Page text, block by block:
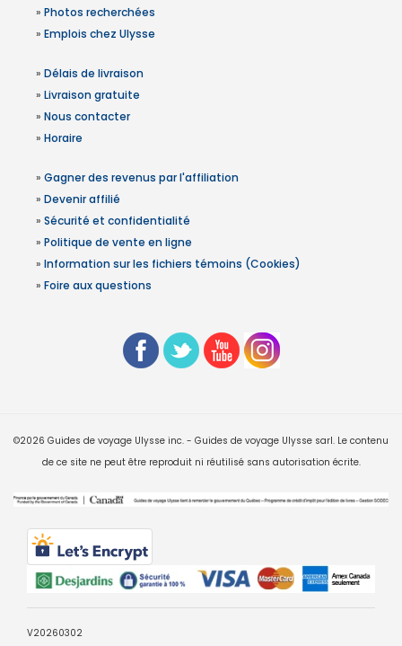
» Photos recherchées
» Emplois chez Ulysse
» Délais de livraison
» Livraison gratuite
» Nous contacter
» Horaire
» Gagner des revenus par l'affiliation
» Devenir affilié
» Sécurité et confidentialité
» Politique de vente en ligne
» Information sur les fichiers témoins (Cookies)
» Foire aux questions
©2026 Guides de voyage Ulysse inc. - Guides de voyage Ulysse sarl. Le contenu
de ce site ne peut être reproduit ni réutilisé sans autorisation écrite.
V20260302